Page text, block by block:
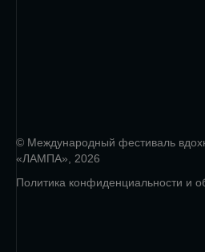
© Международный фестиваль
«ЛАМПА», 2026
Политика конфиденциальности и